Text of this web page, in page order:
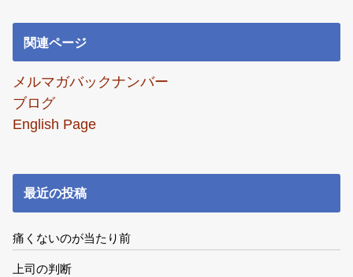
関連ページ
メルマガバックナンバー
ブログ
English Page
最近の投稿
痛くないのが当たり前
上司の判断